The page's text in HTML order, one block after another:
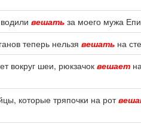
вешать за моего мужа
теперь нельзя вешать на
вокруг шеи, рюкзачоквешает
которые тряпочки на рот